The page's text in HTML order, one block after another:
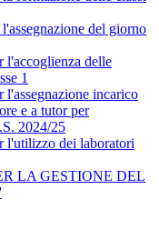
del giorno
l'accoglienza delle
1
l'assegnazione incarico
e a tutor per
2024/25
l'utilizzo dei laboratori
LA GESTIONE DEL